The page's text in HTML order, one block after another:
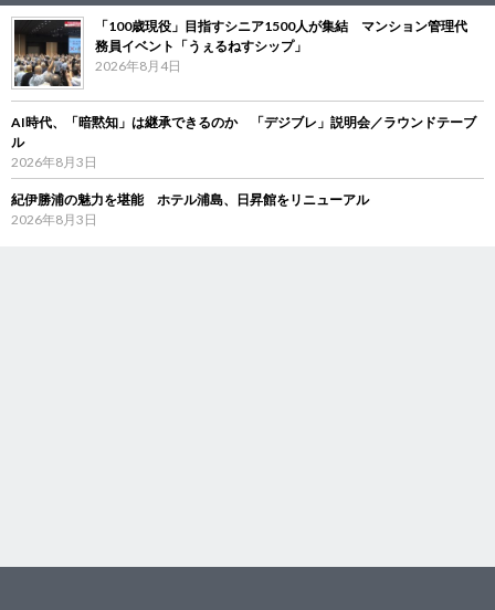
「100歳現役」目指すシニア1500人が集結 マンション管理代
務員イベント「うぇるねすシップ」
2026年8月4日
AI時代、「暗黙知」は継承できるのか 「デジブレ」説明会／ラウンドテーブ
ル
2026年8月3日
紀伊勝浦の魅力を堪能 ホテル浦島、日昇館をリニューアル
2026年8月3日